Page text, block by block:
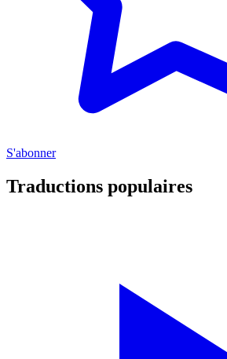
S'abonner
Traductions populaires